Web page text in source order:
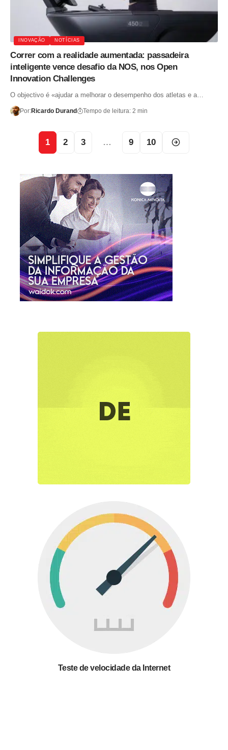
INOVAÇÃO NOTÍCIAS
Correr com a realidade aumentada: passadeira
inteligente vence desafio da NOS, nos Open
Innovation Challenges
O objectivo é «ajudar a melhorar o desempenho dos atletas e a…
Por:Ricardo Durand Tempo de leitura: 2 min
1 2 3 … 9 10
Teste de velocidade da Internet